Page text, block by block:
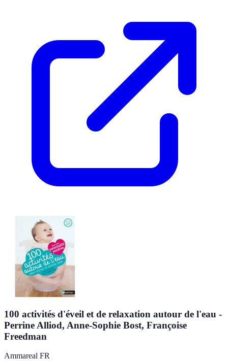
100 activités d'éveil et de relaxation autour de l'eau -
Perrine Alliod, Anne-Sophie Bost, Françoise
Freedman
Ammareal FR